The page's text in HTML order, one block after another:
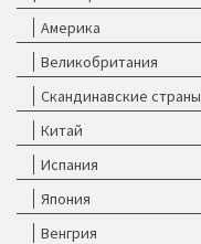
Америка
Великобритания
Скандинавские страны
Китай
Испания
Япония
Венгрия